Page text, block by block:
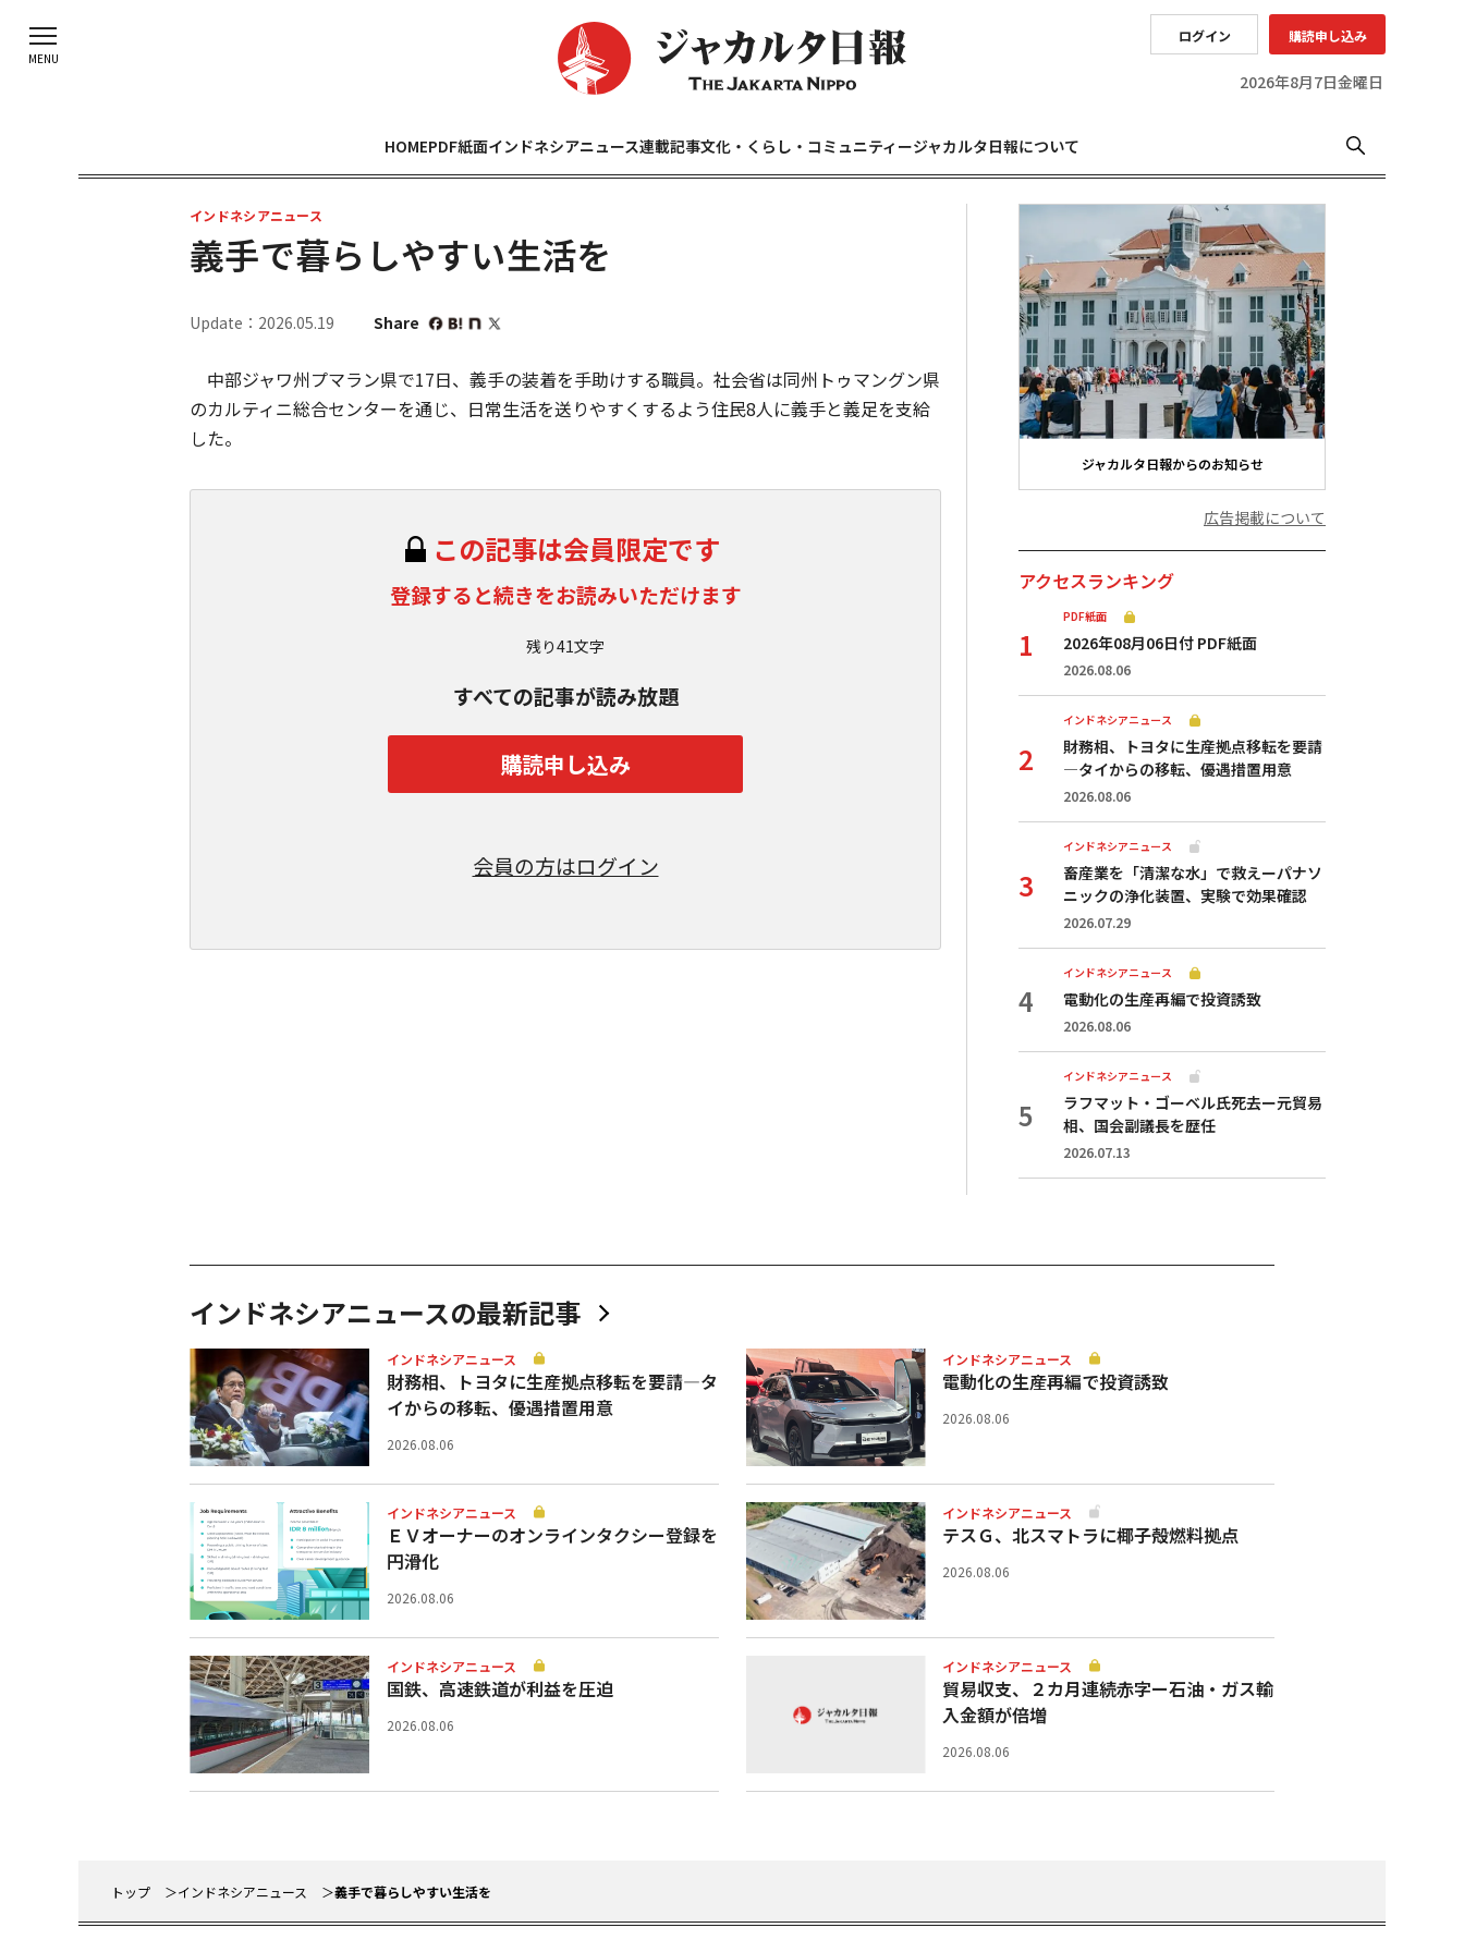
ログイン 購読申し込み
2026年8月7日金曜日
HOMEPDF紙面インドネシアニュース連載記事文化・くらし・コミュニティージャカルタ日報について
インドネシアニュース
義手で暮らしやすい生活を
Update：2026.05.19 Share
中部ジャワ州プマラン県で17日、義手の装着を手助けする職員。社会省は同州トゥマングン県
のカルティニ総合センターを通じ、日常生活を送りやすくするよう住民8人に義手と義足を支給
した。
この記事は会員限定です
登録すると続きをお読みいただけます
残り41文字
すべての記事が読み放題
購読申し込み
会員の方はログイン
ジャカルタ日報からのお知らせ
広告掲載について
アクセスランキング
PDF紙面
2026年08月06日付 PDF紙面
2026.08.06
インドネシアニュース
財務相、トヨタに生産拠点移転を要請
—タイからの移転、優遇措置用意
2026.08.06
インドネシアニュース
畜産業を「清潔な水」で救えーパナソ
ニックの浄化装置、実験で効果確認
2026.07.29
インドネシアニュース
電動化の生産再編で投資誘致
2026.08.06
インドネシアニュース
ラフマット・ゴーベル氏死去ー元貿易
相、国会副議長を歴任
2026.07.13
インドネシアニュースの最新記事
インドネシアニュース
財務相、トヨタに生産拠点移転を要請—タ
イからの移転、優遇措置用意
2026.08.06
インドネシアニュース
電動化の生産再編で投資誘致
2026.08.06
インドネシアニュース
ＥＶオーナーのオンラインタクシー登録を
円滑化
2026.08.06
インドネシアニュース
テスＧ、北スマトラに椰子殻燃料拠点
2026.08.06
インドネシアニュース
国鉄、高速鉄道が利益を圧迫
2026.08.06
インドネシアニュース
貿易収支、２カ月連続赤字ー石油・ガス輸
入金額が倍増
2026.08.06
トップ インドネシアニュース 義手で暮らしやすい生活を